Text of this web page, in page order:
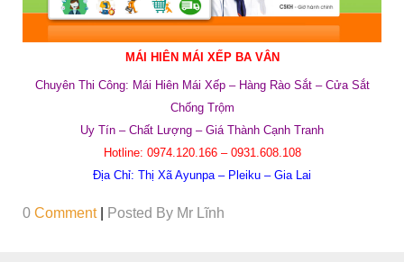
MÁI HIÊN MÁI XẾP BA VÂN
Chuyên Thi Công: Mái Hiên Mái Xếp – Hàng Rào Sắt – Cửa Sắt
Chống Trộm
Uy Tín – Chất Lượng – Giá Thành Cạnh Tranh
Hotline: 0974.120.166 – 0931.608.108
Địa Chỉ: Thị Xã Ayunpa – Pleiku – Gia Lai
0 Comment Posted By Mr Lĩnh